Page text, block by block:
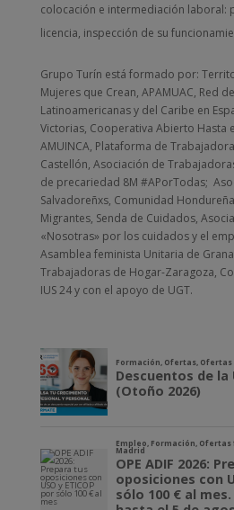
colocación e intermediación laboral:
licencia, inspección de su
Grupo Turín está formado por:
Mujeres que Crean, APAMUAC, Red
Latinoamericanas y del Caribe en
Victorias, Cooperativa Abierto Hasta
AMUINCA, Plataforma de
Castellón, Asociación de
de precariedad 8M #APorTodas;
Salvadoreñxs, Comunidad
Migrantes, Senda de Cuidados,
«Nosotras» por los cuidados y el
Asamblea feminista Unitaria de
Trabajadoras de Hogar-Zaragoza,
IUS 24 y con el apoyo de UGT.